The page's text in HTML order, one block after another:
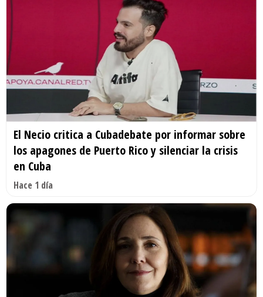
El Necio critica a Cubadebate por informar sobre
los apagones de Puerto Rico y silenciar la crisis
en Cuba
Hace 1 día